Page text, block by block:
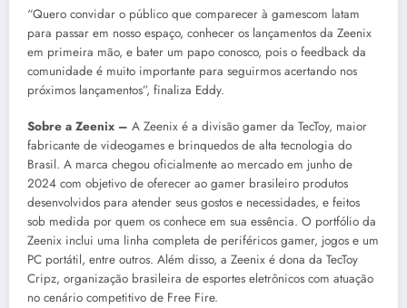
“Quero convidar o público que comparecer à gamescom latam
para passar em nosso espaço, conhecer os lançamentos da Zeenix
em primeira mão, e bater um papo conosco, pois o feedback da
comunidade é muito importante para seguirmos acertando nos
próximos lançamentos”, finaliza Eddy.
Sobre a Zeenix – A Zeenix é a divisão gamer da TecToy, maior
fabricante de videogames e brinquedos de alta tecnologia do
Brasil. A marca chegou oficialmente ao mercado em junho de
2024 com objetivo de oferecer ao gamer brasileiro produtos
desenvolvidos para atender seus gostos e necessidades, e feitos
sob medida por quem os conhece em sua essência. O portfólio da
Zeenix inclui uma linha completa de periféricos gamer, jogos e um
PC portátil, entre outros. Além disso, a Zeenix é dona da TecToy
Cripz, organização brasileira de esportes eletrônicos com atuação
no cenário competitivo de Free Fire.